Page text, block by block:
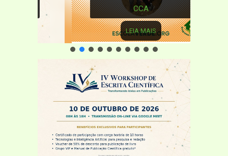
CCA
LEIA MAIS